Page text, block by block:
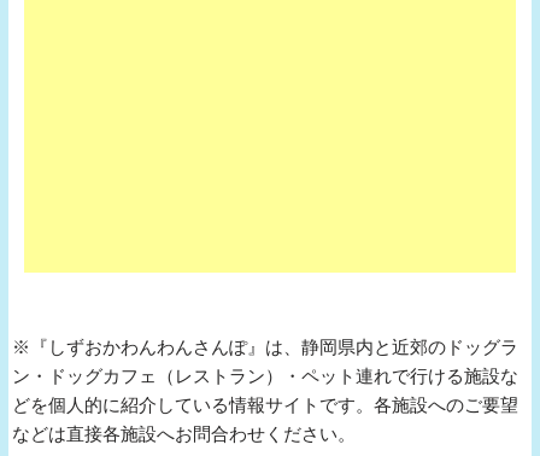
※『しずおかわんわんさんぽ』は、静岡県内と近郊のドッグラ
ン・ドッグカフェ（レストラン）・ペット連れで行ける施設な
どを個人的に紹介している情報サイトです。各施設へのご要望
などは直接各施設へお問合わせください。